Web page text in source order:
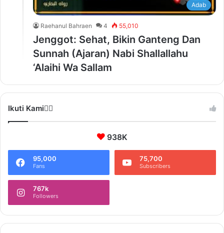
Adab
Raehanul Bahraen 4 55,010
Jenggot: Sehat, Bikin Ganteng Dan
Sunnah (Ajaran) Nabi Shallallahu
‘Alaihi Wa Sallam
Ikuti Kami❤️‍🔥
938K
95,000
Fans
75,700
Subscribers
767k
Followers